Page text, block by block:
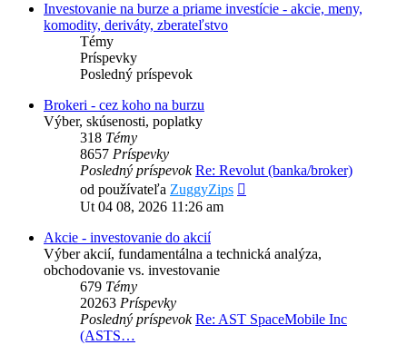
Investovanie na burze a priame investície - akcie, meny,
komodity, deriváty, zberateľstvo
Témy
Príspevky
Posledný príspevok
Brokeri - cez koho na burzu
Výber, skúsenosti, poplatky
318 Témy
8657 Príspevky
Posledný príspevok Re: Revolut (banka/broker)
od používateľa ZuggyZips
Ut 04 08, 2026 11:26 am
Akcie - investovanie do akcií
Výber akcií, fundamentálna a technická analýza,
obchodovanie vs. investovanie
679 Témy
20263 Príspevky
Posledný príspevok Re: AST SpaceMobile Inc
(ASTS…